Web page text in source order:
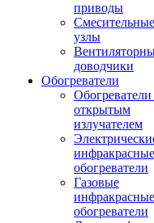
приводы
Смесительные
узлы
доводчики
Обогреватели
Обогреватели
открытым
излучателем
инфракрасные
обогреватели
Газовые
инфракрасные
обогреватели